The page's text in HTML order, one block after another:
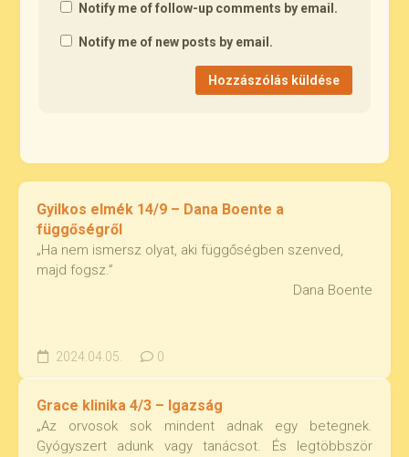
Notify me of follow-up comments by email.
Notify me of new posts by email.
Gyilkos elmék 14/9 – Dana Boente a
függőségről
„Ha nem ismersz olyat, aki függőségben szenved,
majd fogsz.”
Dana Boente
2024.04.05. 0
Grace klinika 4/3 – Igazság
„Az orvosok sok mindent adnak egy betegnek.
Gyógyszert adunk vagy tanácsot. És legtöbbször